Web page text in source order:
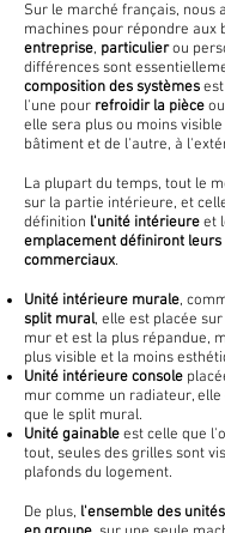
Sur le marché français, nous
machines pour répondre aux
entreprise, particulierou
différences sont
composition dessystèmes
l'une pour refroidir la pièce
elle sera plus ou moins
bâtiment et de l'autre, à
La plupart du temps, tout le
sur la partie intérieure, et
définition l'unité intérieureet
emplacement définiront leurs
commerciaux.
Unité intérieure murale,
split mural, elle est placée
mur et est la plus répandue,
plus visible et la moins
Unité intérieure console
mur comme un radiateur,
que le split mural.
Unité gainableest celle que
tout, seules des grilles sont
plafonds du logement.
De plus, l'ensemble des